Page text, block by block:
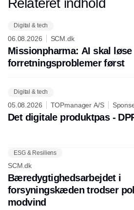
Annonce
Relateret indhold
Digital & tech
06.08.2026 SCM.dk
Missionpharma: AI skal løse
forretningsproblemer først
Digital & tech
05.08.2026 TOPmanager A/S
Det digitale produktpas -
ESG & Resiliens
SCM.dk
Bæredygtighedsarbejdet i
forsyningskæden trodser
modvind